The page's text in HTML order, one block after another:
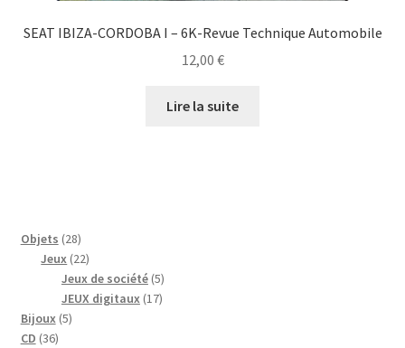
SEAT IBIZA-CORDOBA I – 6K-Revue Technique Automobile
12,00 €
Lire la suite
Objets 2828
produits
Jeux 2222
produits
Jeux de société 55
produits
JEUX digitaux 1717
Bijoux 55
CD 3636